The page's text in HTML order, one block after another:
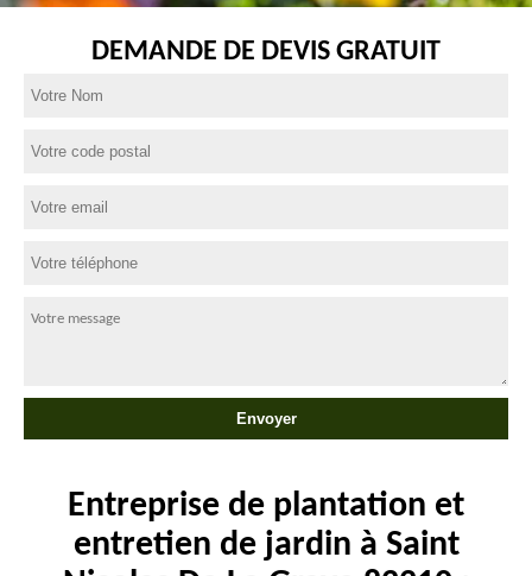
DEMANDE DE DEVIS GRATUIT
Entreprise de plantation et
entretien de jardin à Saint